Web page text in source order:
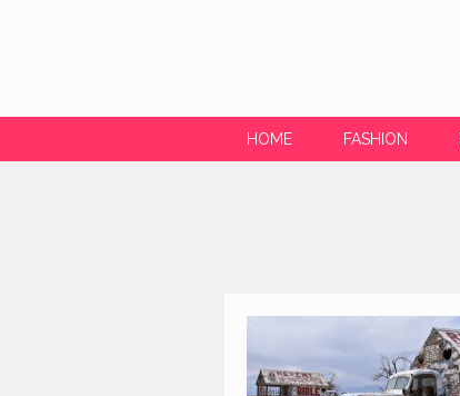
HOME FASHION